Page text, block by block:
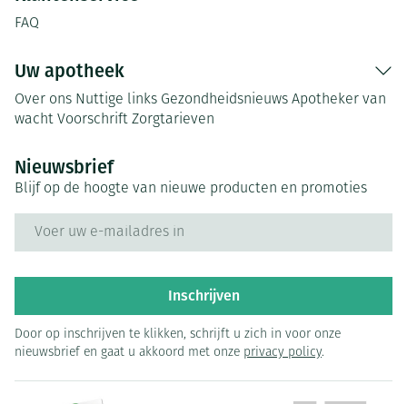
FAQ
Uw apotheek
Over ons Nuttige links Gezondheidsnieuws Apotheker van
wacht Voorschrift Zorgtarieven
Nieuwsbrief
Blijf op de hoogte van nieuwe producten en promoties
Inschrijven
Door op inschrijven te klikken, schrijft u zich in voor onze
nieuwsbrief en gaat u akkoord met onze privacy policy.